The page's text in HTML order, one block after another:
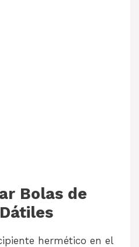
Bolas de
hermético en el